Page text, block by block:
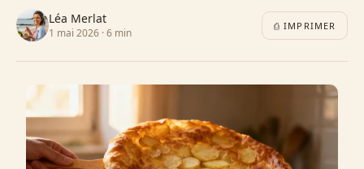
Léa Merlat
1 mai 2026 · 6 min
⎙ IMPRIMER